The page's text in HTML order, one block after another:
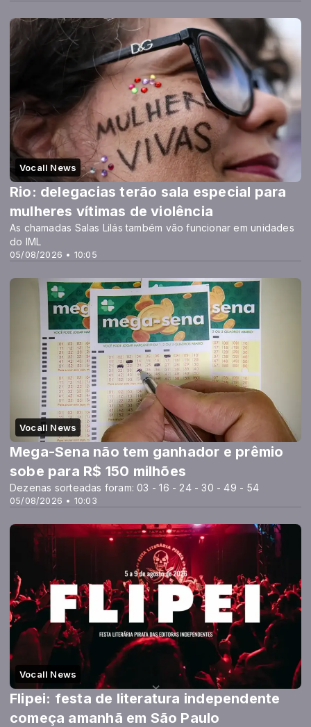
Vocall News
05/08/2026 • 10:05
Rio: delegacias terão sala especial para
mulheres vítimas de violência
As chamadas Salas Lilás também vão funcionar em unidades
do IML
Vocall News
05/08/2026 • 10:03
Mega-Sena não tem ganhador e prêmio
sobe para R$ 150 milhões
Dezenas sorteadas foram: 03 - 16 - 24 - 30 - 49 - 54
Vocall News
Flipei: festa de literatura independente
começa amanhã em São Paulo